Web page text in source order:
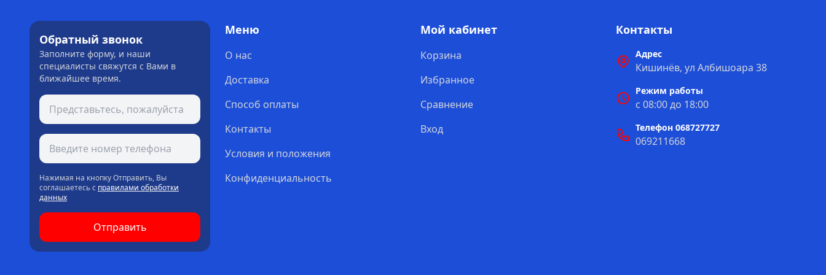
Обратный звонок
Заполните форму, и наши
специалисты свяжутся с Вами в
ближайшее время.
Нажимая на кнопку Отправить, Вы
соглашаетесь с правилами обработки
данных
Отправить
Меню
О нас
Доставка
Способ оплаты
Контакты
Условия и положения
Конфиденциальность
Мой кабинет
Корзина
Избранное
Сравнение
Вход
Контакты
Адрес
Кишинёв, ул Албишоара 38
Режим работы
с 08:00 до 18:00
Телефон 068727727
069211668